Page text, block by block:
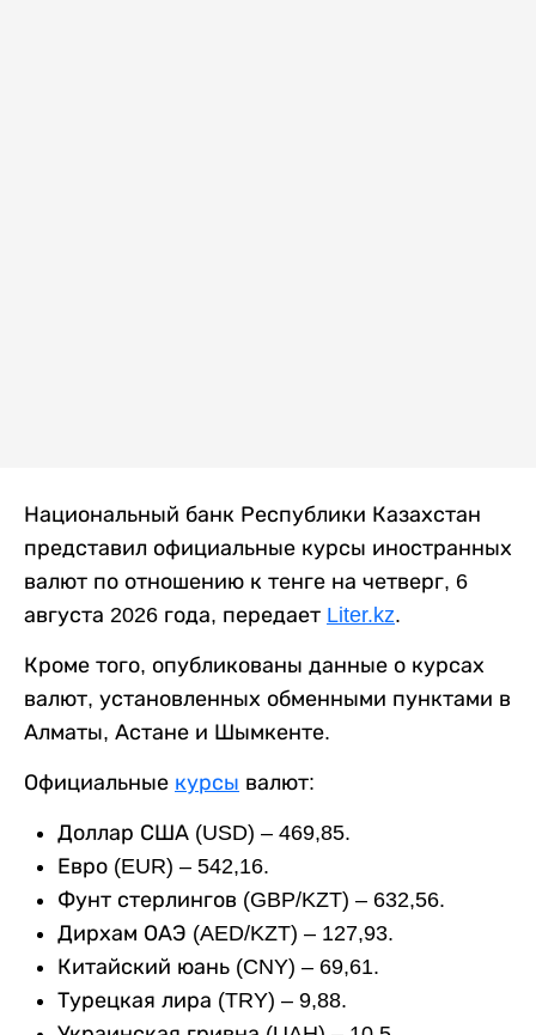
Национальный банк Республики Казахстан
представил официальные курсы иностранных
валют по отношению к тенге на четверг, 6
августа 2026 года, передает Liter.kz.
Кроме того, опубликованы данные о курсах
валют, установленных обменными пунктами в
Алматы, Астане и Шымкенте.
Официальные курсы валют:
Доллар США (USD) – 469,85.
Евро (EUR) – 542,16.
Фунт стерлингов (GBP/KZT) – 632,56.
Дирхам ОАЭ (AED/KZT) – 127,93.
Китайский юань (CNY) – 69,61.
Турецкая лира (TRY) – 9,88.